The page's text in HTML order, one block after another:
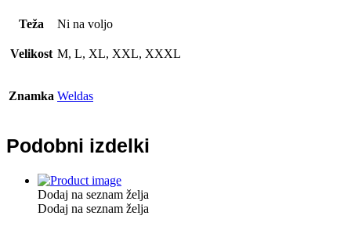
Teža Ni na voljo
Velikost M, L, XL, XXL, XXXL
Znamka Weldas
Podobni izdelki
Dodaj na seznam želja
Dodaj na seznam želja